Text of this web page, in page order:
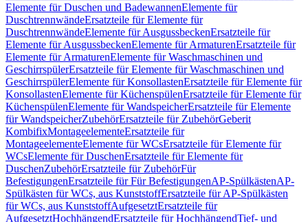
Elemente für Duschen und BadewannenElemente für
DuschtrennwändeErsatzteile für Elemente für
DuschtrennwändeElemente für AusgussbeckenErsatzteile für
Elemente für AusgussbeckenElemente für ArmaturenErsatzteile für
Elemente für ArmaturenElemente für Waschmaschinen und
GeschirrspülerErsatzteile für Elemente für Waschmaschinen und
GeschirrspülerElemente für KonsollastenErsatzteile für Elemente für
KonsollastenElemente für KüchenspülenErsatzteile für Elemente für
KüchenspülenElemente für WandspeicherErsatzteile für Elemente
für WandspeicherZubehörErsatzteile für ZubehörGeberit
KombifixMontageelementeErsatzteile für
MontageelementeElemente für WCsErsatzteile für Elemente für
WCsElemente für DuschenErsatzteile für Elemente für
DuschenZubehörErsatzteile für ZubehörFür
BefestigungenErsatzteile für Für BefestigungenAP-SpülkästenAP-
Spülkästen für WCs, aus KunststoffErsatzteile für AP-Spülkästen
für WCs, aus KunststoffAufgesetztErsatzteile für
AufgesetztHochhängendErsatzteile für HochhängendTief- und